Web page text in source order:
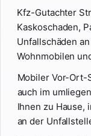
Kfz-Gutachter
Kaskoschaden,
Unfallschäden
Wohnmobilen
Mobiler Vor-Ort-
auch im
Ihnen zu Hause,
an der